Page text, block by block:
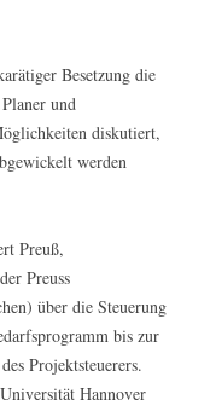
Besetzung die
und
diskutiert,
werden
Preuß,
Preuss
über die Steuerung
bis zur
Projektsteuerers.
Hannover